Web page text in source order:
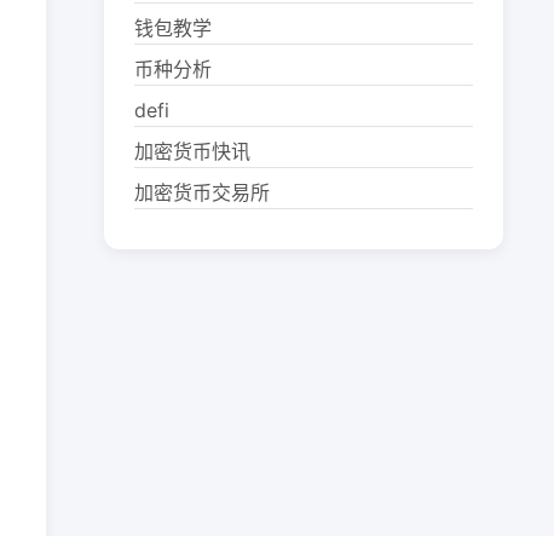
钱包教学
币种分析
defi
加密货币快讯
加密货币交易所